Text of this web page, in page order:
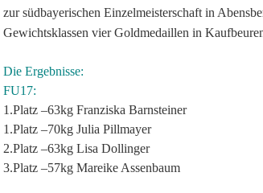
zur südbayerischen Einzelmeisterschaft in
Gewichtsklassen vier Goldmedaillen in
Die Ergebnisse:
FU17:
1.Platz –63kg Franziska Barnsteiner
1.Platz –70kg Julia Pillmayer
2.Platz –63kg Lisa Dollinger
3.Platz –57kg Mareike Assenbaum